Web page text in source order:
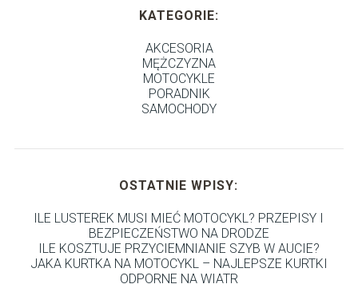
KATEGORIE:
AKCESORIA
MĘŻCZYZNA
MOTOCYKLE
PORADNIK
SAMOCHODY
OSTATNIE WPISY:
ILE LUSTEREK MUSI MIEĆ MOTOCYKL? PRZEPISY I
BEZPIECZEŃSTWO NA DRODZE
ILE KOSZTUJE PRZYCIEMNIANIE SZYB W AUCIE?
JAKA KURTKA NA MOTOCYKL – NAJLEPSZE KURTKI
ODPORNE NA WIATR